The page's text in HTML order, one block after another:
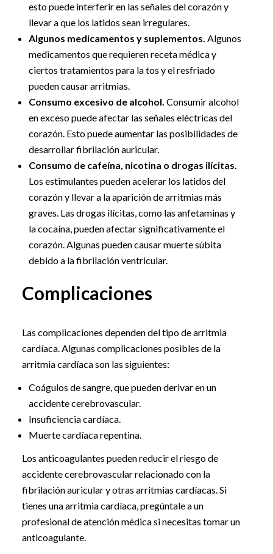
esto puede interferir en las señales del corazón y
llevar a que los latidos sean irregulares.
Algunos medicamentos y suplementos. Algunos
medicamentos que requieren receta médica y
ciertos tratamientos para la tos y el resfriado
pueden causar arritmias.
Consumo excesivo de alcohol. Consumir alcohol
en exceso puede afectar las señales eléctricas del
corazón. Esto puede aumentar las posibilidades de
desarrollar fibrilación auricular.
Consumo de cafeína, nicotina o drogas ilícitas.
Los estimulantes pueden acelerar los latidos del
corazón y llevar a la aparición de arritmias más
graves. Las drogas ilícitas, como las anfetaminas y
la cocaína, pueden afectar significativamente el
corazón. Algunas pueden causar muerte súbita
debido a la fibrilación ventricular.
Complicaciones
Las complicaciones dependen del tipo de arritmia
cardíaca. Algunas complicaciones posibles de la
arritmia cardíaca son las siguientes:
Coágulos de sangre, que pueden derivar en un
accidente cerebrovascular.
Insuficiencia cardíaca.
Muerte cardíaca repentina.
Los anticoagulantes pueden reducir el riesgo de
accidente cerebrovascular relacionado con la
fibrilación auricular y otras arritmias cardíacas. Si
tienes una arritmia cardíaca, pregúntale a un
profesional de atención médica si necesitas tomar un
anticoagulante.